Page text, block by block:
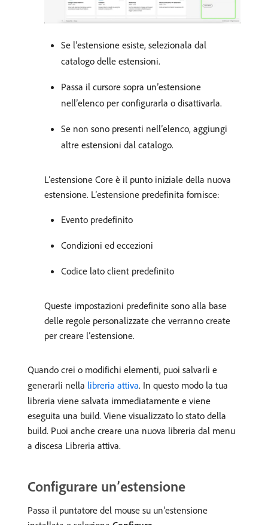
Se l’estensione esiste, selezionala dal
catalogo delle estensioni.
Passa il cursore sopra un’estensione
nell’elenco per configurarla o disattivarla.
Se non sono presenti nell’elenco, aggiungi
altre estensioni dal catalogo.
L’estensione Core è il punto iniziale della nuova
estensione. L’estensione predefinita fornisce:
Evento predefinito
Condizioni ed eccezioni
Codice lato client predefinito
Queste impostazioni predefinite sono alla base
delle regole personalizzate che verranno create
per creare l’estensione.
Quando crei o modifichi elementi, puoi salvarli e
generarli nella libreria attiva. In questo modo la tua
libreria viene salvata immediatamente e viene
eseguita una build. Viene visualizzato lo stato della
build. Puoi anche creare una nuova libreria dal menu
a discesa Libreria attiva.
Configurare un’estensione
Passa il puntatore del mouse su un’estensione